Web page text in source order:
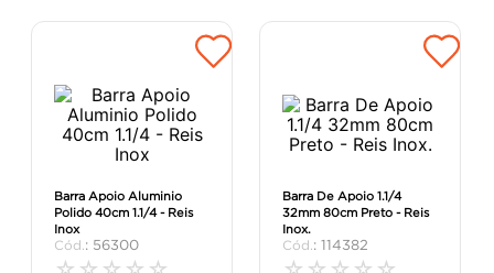
Barra Apoio Aluminio
Polido 40cm 1.1/4 - Reis
Inox
: 56300
Barra De Apoio 1.1/4
32mm 80cm Preto - Reis
Inox.
: 114382